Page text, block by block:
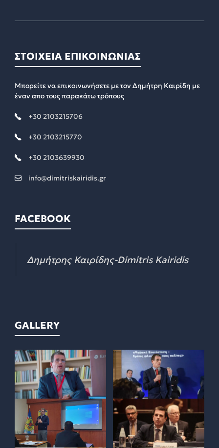
ΣΤΟΙΧΕΙΑ ΕΠΙΚΟΙΝΩΝΙΑΣ
Μπορείτε να επικοινωνήσετε με τον Δημήτρη Καιρίδη με
έναν απο τους παρακάτω τρόπους
+30 2103215706
+30 2103215770
+30 2103639930
info@dimitriskairidis.gr
FACEBOOK
Δημήτρης Καιρίδης-Dimitris Kairidis
GALLERY